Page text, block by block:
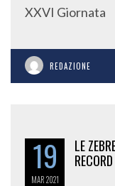
XXVI Giornata
REDAZIONE
19
MAR2021
LE